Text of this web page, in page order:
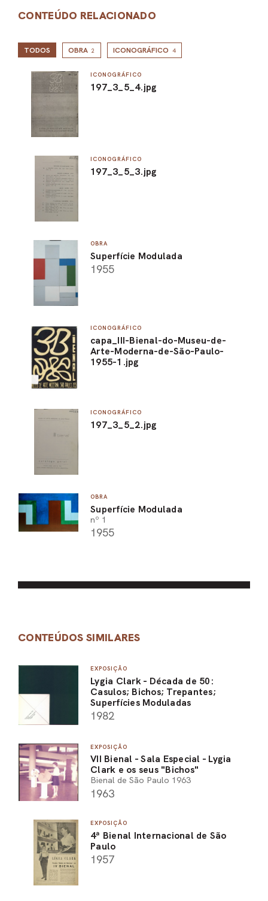
CONTEÚDO RELACIONADO
TODOS OBRA 2 ICONOGRÁFICO 4
ICONOGRÁFICO
197_3_5_4.jpg
ICONOGRÁFICO
197_3_5_3.jpg
OBRA
Superfície Modulada
1955
ICONOGRÁFICO
capa_III-Bienal-do-Museu-de-
Arte-Moderna-de-São-Paulo-
1955-1.jpg
ICONOGRÁFICO
197_3_5_2.jpg
OBRA
Superfície Modulada
nº 1
1955
CONTEÚDOS SIMILARES
EXPOSIÇÃO
Lygia Clark - Década de 50:
Casulos; Bichos; Trepantes;
Superfícies Moduladas
1982
EXPOSIÇÃO
VII Bienal - Sala Especial - Lygia
Clark e os seus "Bichos"
Bienal de São Paulo 1963
1963
EXPOSIÇÃO
4ª Bienal Internacional de São
Paulo
1957